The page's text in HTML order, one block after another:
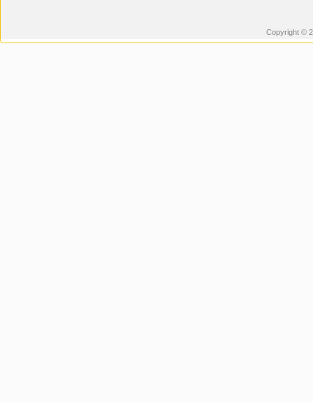
Copyright ©